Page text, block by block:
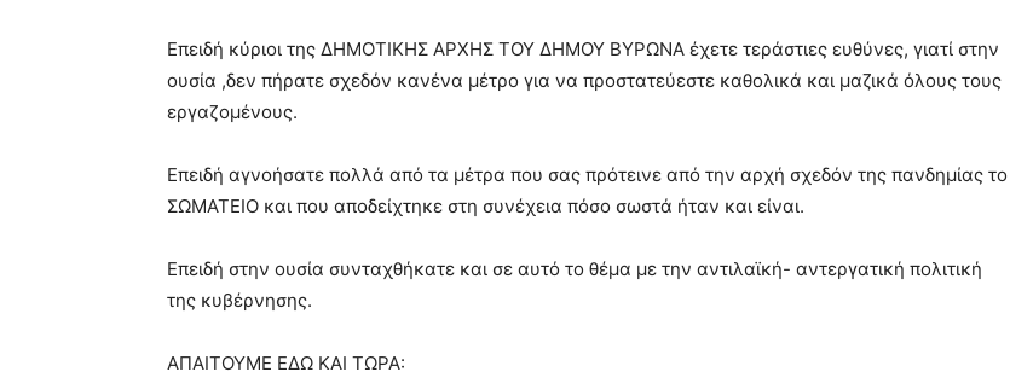
Επειδή κύριοι της ΔΗΜΟΤΙΚΗΣ ΑΡΧΗΣ ΤΟΥ ΔΗΜΟΥ ΒΥΡΩΝΑ έχετε τεράστιες ευθύνες, γιατί στην
ουσία ,δεν πήρατε σχεδόν κανένα μέτρο για να προστατεύεστε καθολικά και μαζικά όλους τους
εργαζομένους.
Επειδή αγνοήσατε πολλά από τα μέτρα που σας πρότεινε από την αρχή σχεδόν της πανδημίας το
ΣΩΜΑΤΕΙΟ και που αποδείχτηκε στη συνέχεια πόσο σωστά ήταν και είναι.
Επειδή στην ουσία συνταχθήκατε και σε αυτό το θέμα με την αντιλαϊκή- αντεργατική πολιτική
της κυβέρνησης.
ΑΠΑΙΤΟΥΜΕ ΕΔΩ ΚΑΙ ΤΩΡΑ: